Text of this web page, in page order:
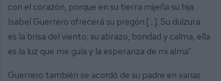
con el corazón, porque en su tierra mijeña su hija
Isabel Guerrero ofrecerá su pregón [...]. Su dulzura
es la brisa del viento; su abrazo, bondad y calma, ella
es la luz que me guía y la esperanza de mi alma”.
Guerrero también se acordó de su padre en varias